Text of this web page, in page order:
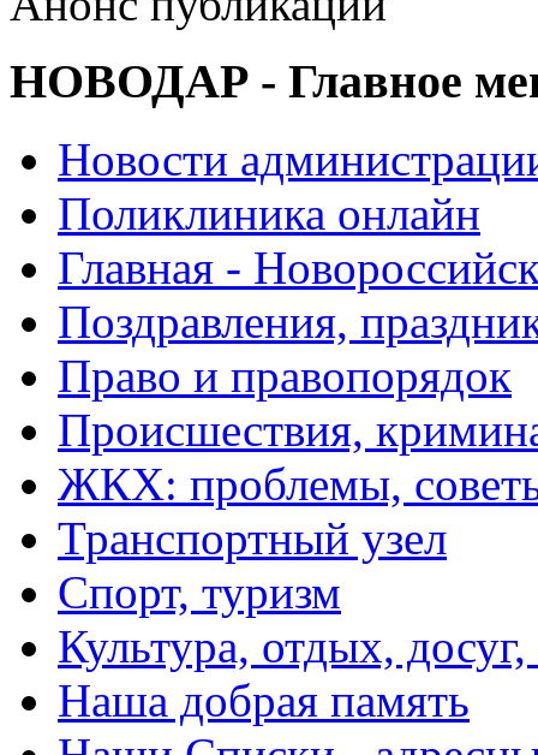
НОВОДАР - Главное
Новости
Поликлиника онлайн
Главная -
Поздравления,
Право и правопорядок
Происшествия,
ЖКХ: проблемы,
Транспортный узел
Спорт, туризм
Культура, отдых,
Наша добрая память